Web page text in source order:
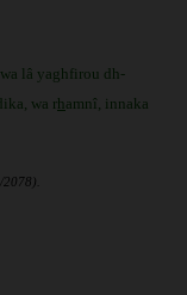
lâ yaghfirou dh-
wa rhamnî, innaka